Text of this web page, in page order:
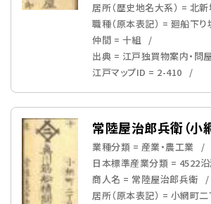
居所（歴史地名大系） = 北
職種（原本表記） = 廻船下
仲間 = 十組
出典 = 江戸独買物案内・問
江戸マップID = 2-410
常陸屋治郎兵衛（小
業種分類 = 産業・農工業
日本標準産業分類 = 4522
商人名 = 常陸屋治郎兵衛
居所（原本表記） = 小網町